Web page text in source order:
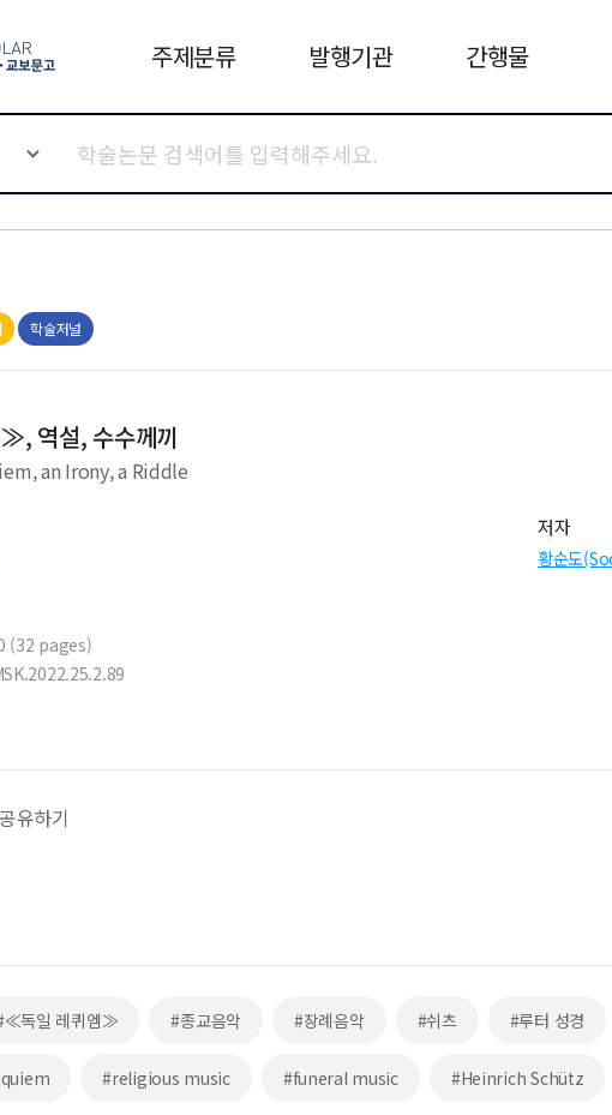
주제분류 발행기관 간행물
학술저널
역설, 수수께끼
an Irony, a Riddle
(32 pages)
저자
황순도
공유하기
독일 레퀴엠≫ #종교음악 #장례음악 #쉬츠 #루터 성경
#religious music #funeral music #Heinrich Schütz